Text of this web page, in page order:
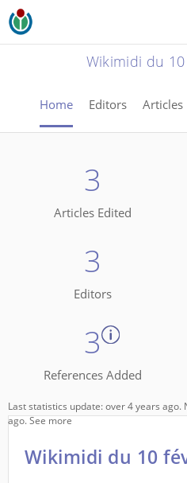
Wikimidi du
Home Editors Articles
3
Articles Edited
3
Editors
3
References Added
Last statistics update: over 4 years
ago.See more
Wikimidi du 10